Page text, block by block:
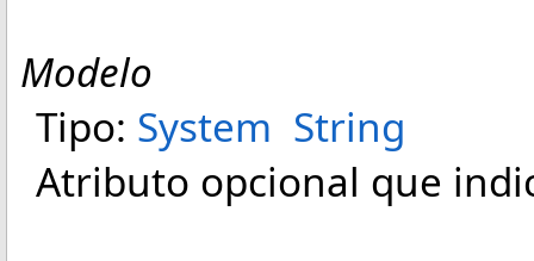
Modelo
Tipo: System String
Atributo opcional que